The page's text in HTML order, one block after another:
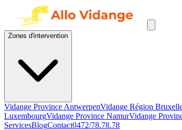
Zones d'intervention
Vidange Province AntwerpenVidange Région
LuxembourgVidange Province NamurVidange
ServicesBlogContact0472/78.78.78